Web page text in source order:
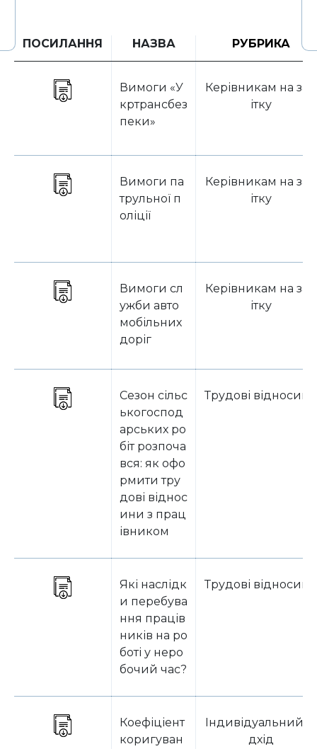
ПОСИЛАННЯ НАЗВА РУБРИКА
Вимоги «У
кртрансбез
пеки»
Керівникам на зам
ітку
Вимоги па
трульної п
оліції
Керівникам на зам
ітку
Вимоги сл
ужби авто
мобільних
доріг
Керівникам на зам
ітку
Сезон сільс
ькогоспод
арських ро
біт розпоча
вся: як офо
рмити тру
дові віднос
ини з прац
івником
Трудові відносини
Які наслідк
и перебува
ння праців
ників на ро
боті у неро
бочий час?
Трудові відносини
Коефіціент
коригуван
Індивідуальний пі
дхід